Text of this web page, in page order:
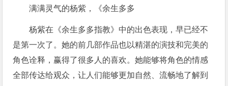
满满灵气的杨紫，《余生多多
杨紫在《余生多多指教》中的出色表现，早已经不
是第一次了。她的前几部作品也以精湛的演技和完美的
角色诠释，赢得了很多人的喜欢。她能够将角色的情感
全部传达给观众，让人们能够更加自然、流畅地了解到